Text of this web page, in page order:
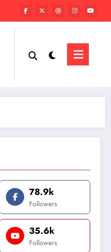
78.9k
Followers
35.6k
Followers